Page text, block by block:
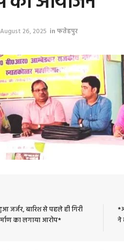
August 26, 2025 inफतेहपुर
जर्जर, बारिश से पहले ही गिरी
का लगाया आरोप*
ने